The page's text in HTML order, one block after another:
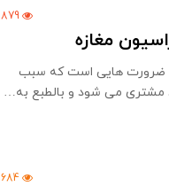
879
مغازه
ضرورت هایی است که سبب
مشتری می شود و بالطبع به…
684